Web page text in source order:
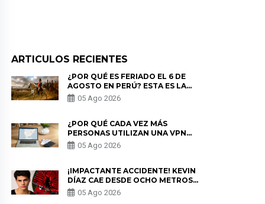
ARTICULOS RECIENTES
¿POR QUÉ ES FERIADO EL 6 DE
AGOSTO EN PERÚ? ESTA ES LA
HISTORIA
05 Ago 2026
¿POR QUÉ CADA VEZ MÁS
PERSONAS UTILIZAN UNA VPN
PARA PROTEGER SU
PRIVACIDAD?
05 Ago 2026
¡IMPACTANTE ACCIDENTE! KEVIN
DÍAZ CAE DESDE OCHO METROS
EN “ESTO ES GUERRA” Y GENERA
PREOCUPACIÓN
05 Ago 2026